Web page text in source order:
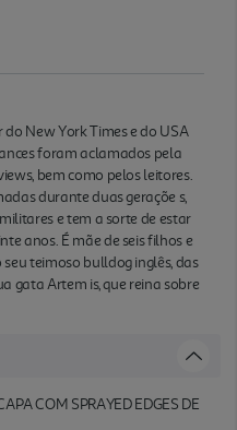
New York Times e do USA
foram aclamados pela
bem como pelos leitores.
durante duas geraçõe s,
e tem a sorte de estar
anos. É mãe de seis filhos e
teimoso bulldog inglês, das
gata Artem is, que reina sobre
COM SPRAYED EDGES DE